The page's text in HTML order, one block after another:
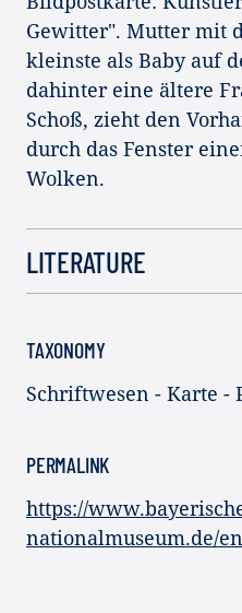
Gewitter". Mutter mit
kleinste als Baby auf
dahinter eine ältere
Schoß, zieht den
durch das Fenster
Wolken.
LITERATURE
TAXONOMY
Schriftwesen - Karte -
PERMALINK
https://
nationalmuseum.de/